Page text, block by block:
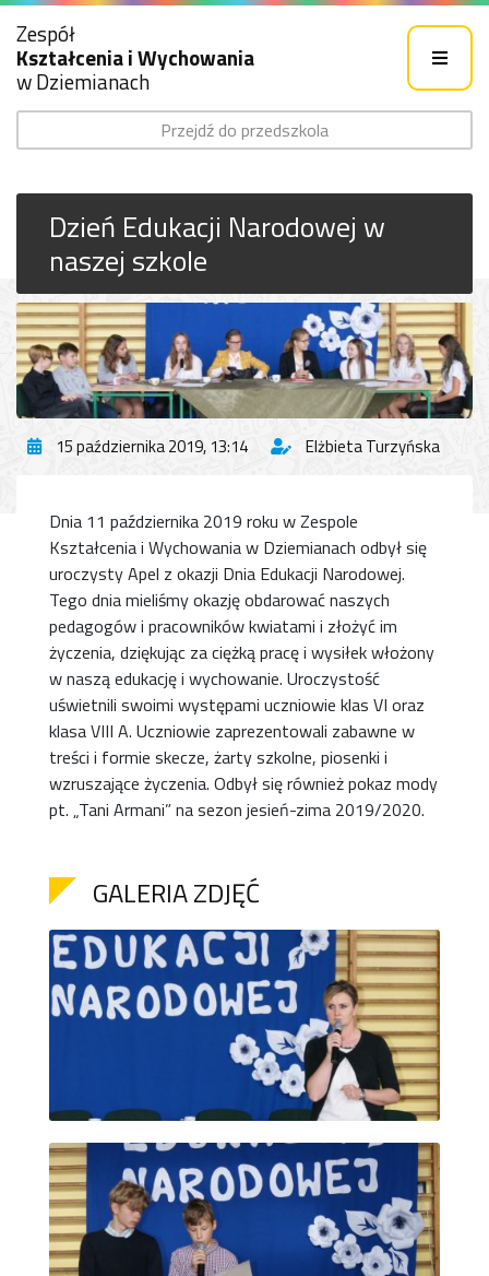
Zespół
Kształcenia i Wychowania
w Dziemianach
Przejdź do przedszkola
Dzień Edukacji Narodowej w
naszej szkole
15 października 2019, 13:14 Elżbieta Turzyńska
Dnia 11 października 2019 roku w Zespole
Kształcenia i Wychowania w Dziemianach odbył się
uroczysty Apel z okazji Dnia Edukacji Narodowej.
Tego dnia mieliśmy okazję obdarować naszych
pedagogów i pracowników kwiatami i złożyć im
życzenia, dziękując za ciężką pracę i wysiłek włożony
w naszą edukację i wychowanie. Uroczystość
uświetnili swoimi występami uczniowie klas VI oraz
klasa VIII A. Uczniowie zaprezentowali zabawne w
treści i formie skecze, żarty szkolne, piosenki i
wzruszające życzenia. Odbył się również pokaz mody
pt. „Tani Armani” na sezon jesień-zima 2019/2020.
GALERIA ZDJĘĆ